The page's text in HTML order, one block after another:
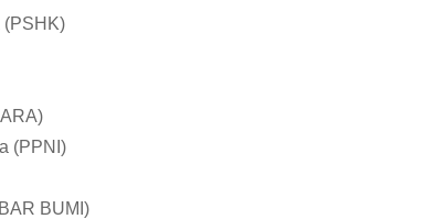
(PSHK)
(PPNI)
BUMI)